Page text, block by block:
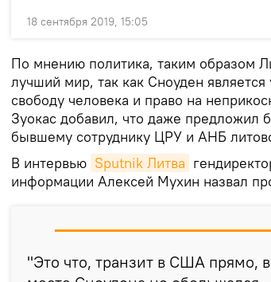
18 сентября 2019, 15:05
По мнению политика, таким образом
лучший мир, так как Сноуден
свободу человека и право на
Зуокас добавил, что даже предложил
бывшему сотруднику ЦРУ и АНБ
В интервью Sputnik Литва
информации Алексей Мухин назвал
"Это что, транзит в США прямо,